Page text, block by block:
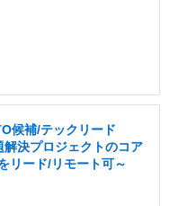
候補/テックリード
決プロジェクトのコア
リード/リモート可～